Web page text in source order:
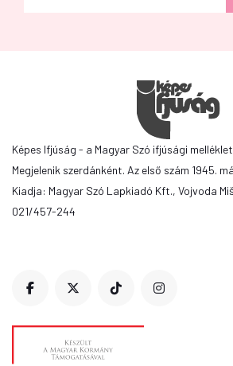
Képes Ifjúság - a Magyar Szó ifjúsági
Megjelenik szerdánként. Az első szám 1945.
Kiadja: Magyar Szó Lapkiadó Kft., Vojvoda
021/457-244